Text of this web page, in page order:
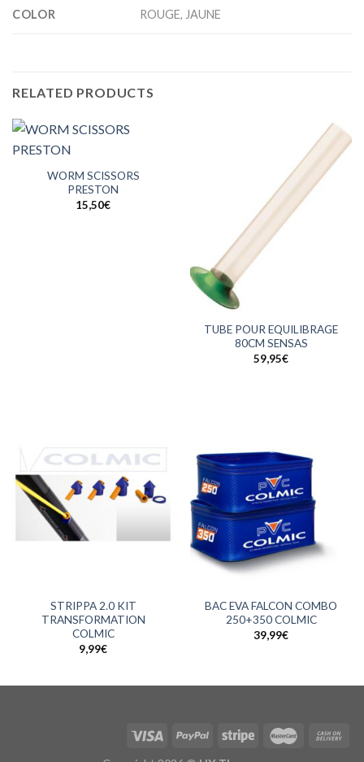
COLOR ROUGE, JAUNE
RELATED PRODUCTS
WORM SCISSORS
PRESTON
15,50€
TUBE POUR EQUILIBRAGE
80CM SENSAS
59,95€
STRIPPA 2.0 KIT
TRANSFORMATION
COLMIC
9,99€
BAC EVA FALCON COMBO
250+350 COLMIC
39,99€